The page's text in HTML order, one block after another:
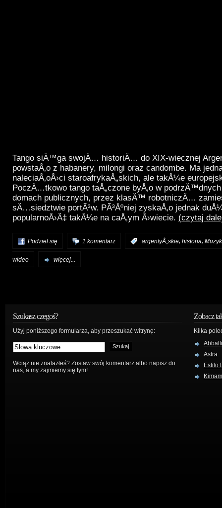
Tango siÄ™ga swojÄ… historiÄ… do XIX-wiecznej
powstaÅ‚o z habanery, milongi oraz candombe. Ma
naleciaÅ‚oÅ›ci staroafrykaÅ„skich, ale takÅ¼e
PoczÄ…tkowo tango taÅ„czone byÅ‚o w
domach publicznych, przez klasÄ™ robotniczÄ…
sÄ…siedztwie portÃ³w. PÃ³Åºniej zyskaÅ‚o jednak
popularnoÅ›Ä‡ takÅ¼e na caÅ‚ym Å›wiecie. (czytaj
Podziel się 1 komentarz argentyÅ„skie, historia,
wideo więcej...
Szukasz czegoś?
Użyj poniższego formularza, aby przeszukać witrynę:
Wciąż nie znalazłeś? Zostaw swój komentarz albo napisz do
nas, a my zajmiemy się tym!
Zobacz
Kilka
Astra
Estilo